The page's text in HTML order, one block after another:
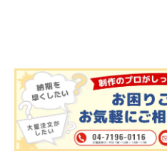
た自由な形状で制作することができ
ます。また長さ調整と安全機能が付
いたネックストラップが標準で付属
します。オプションでチャームを追
加したり、ストラップをキーホルダ
ーに変更することも可能です。 アニ
メ、エンタメ、スポーツ、官公庁、